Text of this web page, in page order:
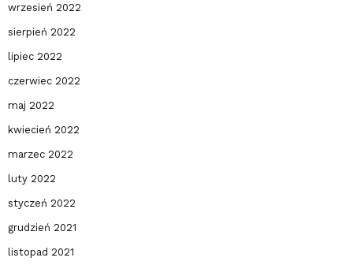
wrzesień 2022
sierpień 2022
lipiec 2022
czerwiec 2022
maj 2022
kwiecień 2022
marzec 2022
luty 2022
styczeń 2022
grudzień 2021
listopad 2021